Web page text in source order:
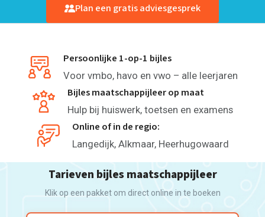
Plan een gratis adviesgesprek
Persoonlijke 1-op-1 bijles
Voor vmbo, havo en vwo – alle leerjaren
Bijles maatschappijleer op maat
Hulp bij huiswerk, toetsen en examens
Online of in de regio:
Langedijk, Alkmaar, Heerhugowaard
Tarieven bijles maatschappijleer
Klik op een pakket om direct online in te boeken